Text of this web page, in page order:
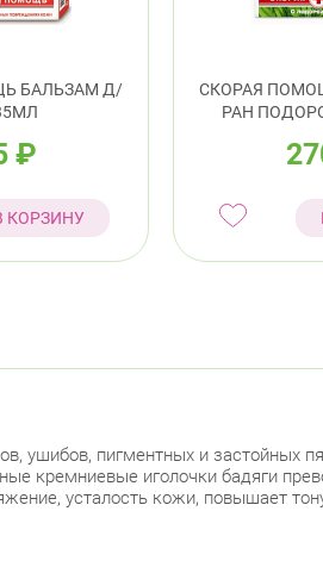
БАЛЬЗАМ Д/
₽
КОРЗИНУ
СКОРАЯ
РАН
ушибов, пигментных и
кремниевые иголочки бадяги
усталость кожи, повышает